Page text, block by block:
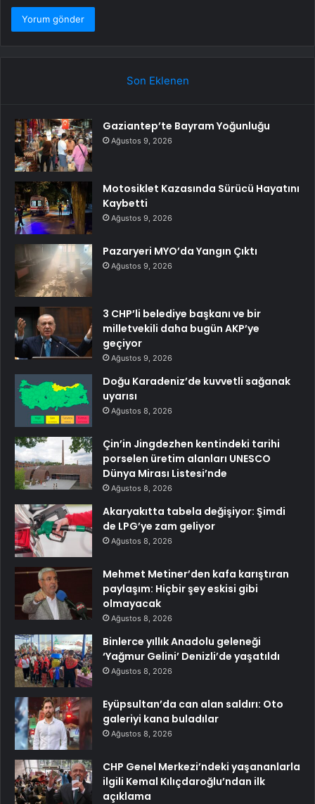
Son Eklenen
Gaziantep’te Bayram Yoğunluğu
Ağustos 9, 2026
Motosiklet Kazasında Sürücü Hayatını
Kaybetti
Ağustos 9, 2026
Pazaryeri MYO’da Yangın Çıktı
Ağustos 9, 2026
3 CHP’li belediye başkanı ve bir
milletvekili daha bugün AKP’ye
geçiyor
Ağustos 9, 2026
Doğu Karadeniz’de kuvvetli sağanak
uyarısı
Ağustos 8, 2026
Çin’in Jingdezhen kentindeki tarihi
porselen üretim alanları UNESCO
Dünya Mirası Listesi’nde
Ağustos 8, 2026
Akaryakıtta tabela değişiyor: Şimdi
de LPG’ye zam geliyor
Ağustos 8, 2026
Mehmet Metiner’den kafa karıştıran
paylaşım: Hiçbir şey eskisi gibi
olmayacak
Ağustos 8, 2026
Binlerce yıllık Anadolu geleneği
‘Yağmur Gelini’ Denizli’de yaşatıldı
Ağustos 8, 2026
Eyüpsultan’da can alan saldırı: Oto
galeriyi kana buladılar
Ağustos 8, 2026
CHP Genel Merkezi’ndeki yaşananlarla
ilgili Kemal Kılıçdaroğlu’ndan ilk
açıklama